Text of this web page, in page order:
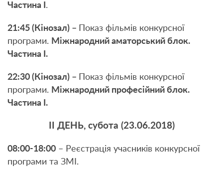
Частина І .
21:45 (Кінозал) –
Показ фільмів конкурсної
програми. Міжнародний аматорський блок.
Частина І.
22:30 (Кінозал) –
Показ фільмів конкурсної
програми. Міжнародний професійний блок.
Частина І.
ІІ ДЕНЬ, субота (23.06.2018)
08:00-18:00 – Реєстрація учасників конкурсної
програми та ЗМІ.